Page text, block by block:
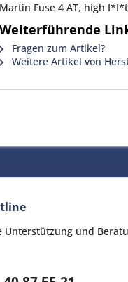
Martin Fuse 4 AT, high I*I*t
Weiterführende
Fragen zum Artikel?
Weitere Artikel von
Unterstützung und